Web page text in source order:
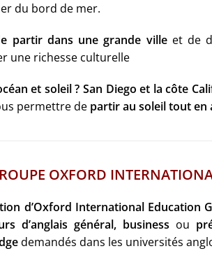
du bord de mer.
partir dans une grande villeet de
une richesse culturelle
et soleil ? San Diego et la côte
permettre de partir au soleil tout en
OXFORD
d’Oxford International Education
d’anglais général, business ou
demandés dans les universités